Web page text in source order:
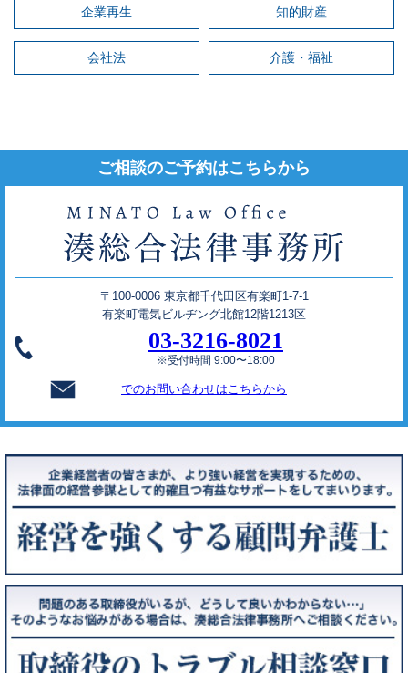
企業再生 知的財産
会社法 介護・福祉
ご相談のご予約はこちらから
〒100-0006 東京都千代田区有楽町1-7-1
有楽町電気ビルヂング北館12階1213区
03-3216-8021
※受付時間 9:00〜18:00
でのお問い合わせはこちらから